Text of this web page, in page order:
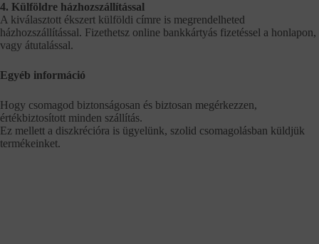
4. Külföldre házhozszállítással
A kiválasztott ékszert külföldi címre is megrendelheted
házhozszállítással. Fizethetsz online bankkártyás fizetéssel a honlapon,
vagy átutalással.
Egyéb információ
Hogy csomagod biztonságosan és biztosan megérkezzen,
értékbiztosított minden szállítás.
Ez mellett a diszkrécióra is ügyelünk, szolid csomagolásban küldjük
termékeinket.